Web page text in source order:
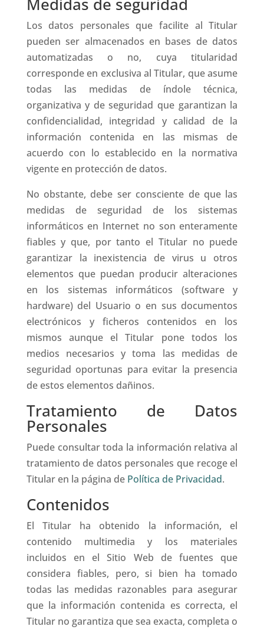
Los datos personales que facilite al Titular
pueden ser almacenados en bases de datos
automatizadas o no, cuya titularidad
corresponde en exclusiva al Titular, que asume
todas las medidas de índole técnica,
organizativa y de seguridad que garantizan la
confidencialidad, integridad y calidad de la
información contenida en las mismas de
acuerdo con lo establecido en la normativa
vigente en protección de datos.
No obstante, debe ser consciente de que las
medidas de seguridad de los sistemas
informáticos en Internet no son enteramente
fiables y que, por tanto el Titular no puede
garantizar la inexistencia de virus u otros
elementos que puedan producir alteraciones
en los sistemas informáticos (software y
hardware) del Usuario o en sus documentos
electrónicos y ficheros contenidos en los
mismos aunque el Titular pone todos los
medios necesarios y toma las medidas de
seguridad oportunas para evitar la presencia
de estos elementos dañinos.
Tratamiento de Datos
Personales
Puede consultar toda la información relativa al
tratamiento de datos personales que recoge el
Titular en la página de Política de Privacidad.
Contenidos
El Titular ha obtenido la información, el
contenido multimedia y los materiales
incluidos en el Sitio Web de fuentes que
considera fiables, pero, si bien ha tomado
todas las medidas razonables para asegurar
que la información contenida es correcta, el
Titular no garantiza que sea exacta, completa o